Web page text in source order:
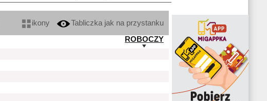
ikony
Tabliczka jak na przystanku
ROBOCZY